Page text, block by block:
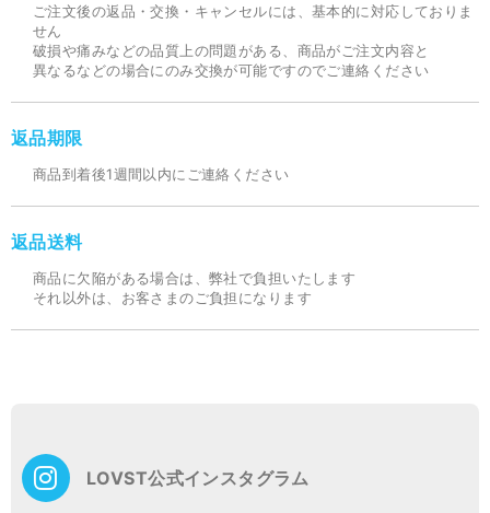
ご注文後の返品・交換・キャンセルには、基本的に対応しておりま
せん
破損や痛みなどの品質上の問題がある、商品がご注文内容と
異なるなどの場合にのみ交換が可能ですのでご連絡ください
返品期限
商品到着後1週間以内にご連絡ください
返品送料
商品に欠陥がある場合は、弊社で負担いたします
それ以外は、お客さまのご負担になります
LOVST公式インスタグラム